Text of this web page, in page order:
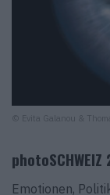
© Evita Galanou &
photoSCHWEIZ
Emotionen,